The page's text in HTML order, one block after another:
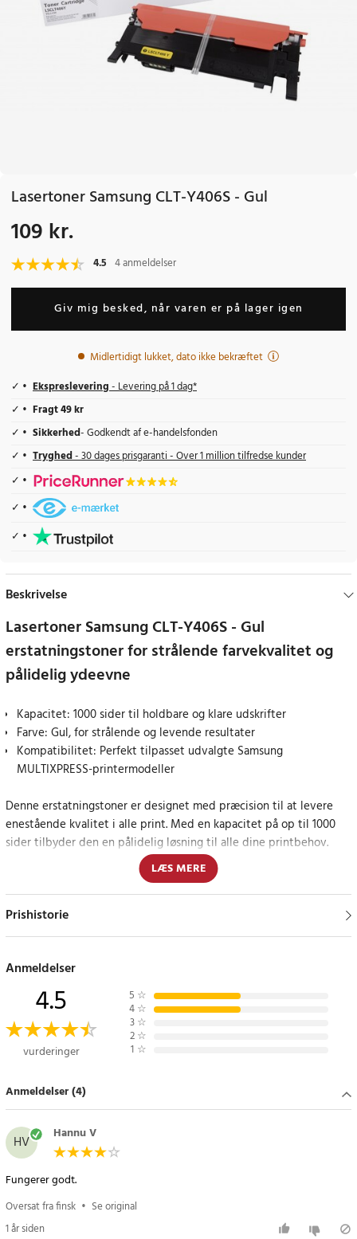
Lasertoner Samsung CLT-Y406S - Gul
Pris:109 kr.
109 kr.
4.5 4 anmeldelser
Giv mig besked, når varen er på lager igen
Midlertidigt lukket, dato ikke bekræftet
Ekspreslevering- Levering på 1 dag*
Fragt 49 kr
Sikkerhed- Godkendt af e-handelsfonden
Tryghed- 30 dages prisgaranti - Over 1 million tilfredse kunder
Beskrivelse
Lasertoner Samsung CLT-Y406S - Gul
erstatningstoner for strålende farvekvalitet og
pålidelig ydeevne
Kapacitet: 1000 sider til holdbare og klare udskrifter
Farve: Gul, for strålende og levende resultater
Kompatibilitet: Perfekt tilpasset udvalgte Samsung
MULTIXPRESS-printermodeller
Denne erstatningstoner er designet med præcision til at levere
enestående kvalitet i alle print. Med en kapacitet på op til 1000
sider tilbyder den en pålidelig løsning til alle dine printbehov.
Ideel til dem, der værdsætter en kombination af kvalitet og
pålidelighed i deres printprojekter.
Specifikation
- Farve: Gul
- Producentens reservedelsnummer: CLT-Y406S
- Erstatter: CLT-Y406S
Kompatible modeller
SAMSUNG CLP-360
SAMSUNG CLP-365
SAMSUNG CLX-3305
SAMSUNG MULTIXPRESS SL-C460FW
SAMSUNG MULTIXPRESS SL-C460W
Article number
LÆS MERE
Prishistorie
Anmeldelser
4.5
vurderinger
5 ☆
4 ☆
3 ☆
2 ☆
1 ☆
Anmeldelser (4)
HV Hannu V
Fungerer godt.
Oversat fra finsk • Se original
1 år siden